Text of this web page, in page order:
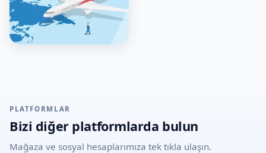
PLATFORMLAR
Bizi diğer platformlarda bulun
Mağaza ve sosyal hesaplarımıza tek tıkla ulaşın.